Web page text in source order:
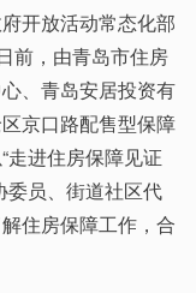
开放活动常态化部
前，由青岛市住房
、青岛安居投资有
京口路配售型保障
走进住房保障见证
委员、街道社区代
住房保障工作，合